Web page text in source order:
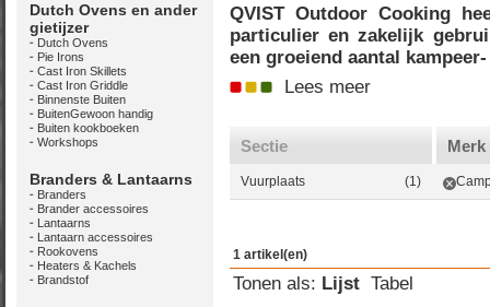
Dutch Ovens en ander
gietijzer
Dutch Ovens
Pie Irons
Cast Iron Skillets
Cast Iron Griddle
Binnenste Buiten
BuitenGewoon handig
Buiten kookboeken
Workshops
Branders & Lantaarns
Branders
Brander accessoires
Lantaarns
Lantaarn accessoires
Rookovens
Heaters & Kachels
Brandstof
QVIST Outdoor Cooking
particulier en zakelijk
een groeiend aantal
Lees meer
Sectie
Vuurplaats (1)
Merk
1 artikel(en)
Tonen als: Lijst Tabel